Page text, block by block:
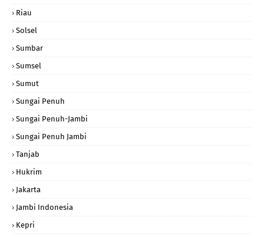
Riau
Solsel
Sumbar
Sumsel
Sumut
Sungai Penuh
Sungai Penuh-Jambi
Sungai Penuh Jambi
Tanjab
Hukrim
Jakarta
Jambi Indonesia
Kepri